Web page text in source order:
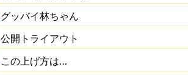
グッバイ林ちゃん
公開トライアウト
この上げ方は…